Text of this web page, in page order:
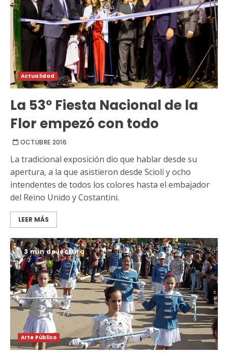
Actualidad
La 53º Fiesta Nacional de la
Flor empezó con todo
OCTUBRE 2016
La tradicional exposición dio que hablar desde su
apertura, a la que asistieron desde Scioli y ocho
intendentes de todos los colores hasta el embajador
del Reino Unido y Costantini.
LEER MÁS
3 min de lectura
Arte Público